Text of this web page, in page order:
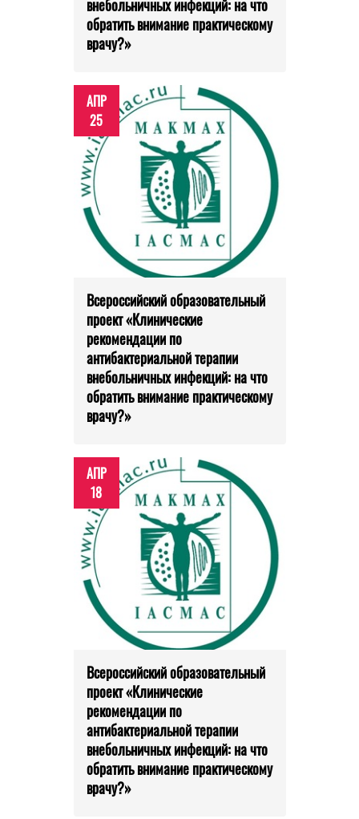
внебольничных инфекций: на что
обратить внимание практическому
врачу?»
АПР
25
Всероссийский образовательный
проект «Клинические
рекомендации по
антибактериальной терапии
внебольничных инфекций: на что
обратить внимание практическому
врачу?»
АПР
18
Всероссийский образовательный
проект «Клинические
рекомендации по
антибактериальной терапии
внебольничных инфекций: на что
обратить внимание практическому
врачу?»